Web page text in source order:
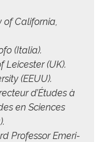
of Cal­i­for­nia,
(Italia).
Leices­ter (UK).
(EEUU).
d’É­tudes à
en Sci­ences
Pro­fes­sor Emer­i­